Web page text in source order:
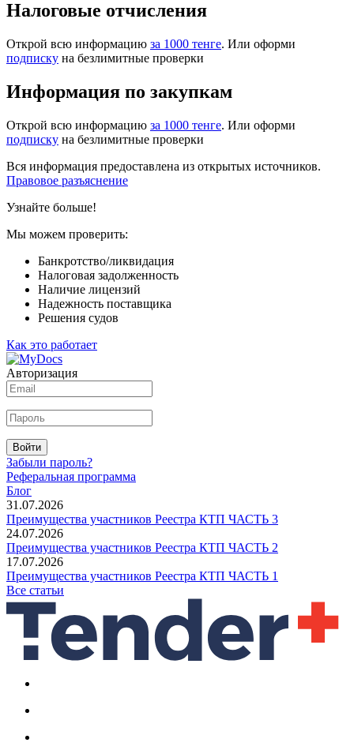
Налоговые отчисления
Открой всю информацию за 1000 тенге. Или оформи
подписку на безлимитные проверки
Информация по закупкам
Открой всю информацию за 1000 тенге. Или оформи
подписку на безлимитные проверки
Вся информация предоставлена из открытых источников.
Правовое разъяснение
Узнайте больше!
Мы можем проверить:
Банкротство/ликвидация
Налоговая задолженность
Наличие лицензий
Надежность поставщика
Решения судов
Как это работает
Авторизация
Войти
Забыли пароль?
Реферальная программа
Блог
31.07.2026
Преимущества участников Реестра КТП ЧАСТЬ 3
24.07.2026
Преимущества участников Реестра КТП ЧАСТЬ 2
17.07.2026
Преимущества участников Реестра КТП ЧАСТЬ 1
Все статьи